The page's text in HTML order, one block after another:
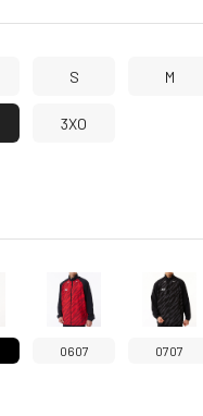
S M
3XO
0607 0707